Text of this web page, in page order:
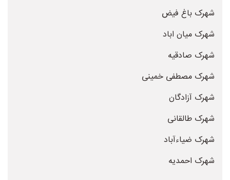
شهرک باغ فیض
شهرک میان اباد
شهرک صادقیه
شهرک مصطفی خمینی
شهرک آزادگان
شهرک طالقانی
شهرک ضیاءآباد
شهرک احمدیه